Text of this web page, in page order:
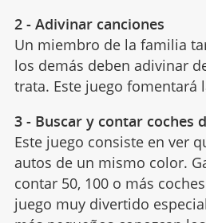
2 - Adivinar canciones
Un miembro de la familia
los demás deben adivinar
trata. Este juego fomentará
3 - Buscar y contar coches
Este juego consiste en ver
autos de un mismo color.
contar 50, 100 o más
juego muy divertido